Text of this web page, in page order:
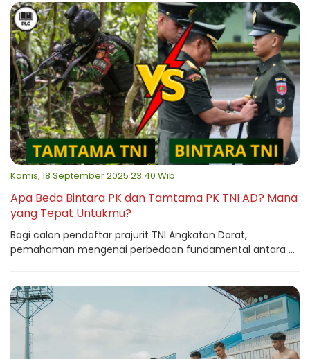
Kamis, 18 September 2025 23:40 Wib
Apa Beda Bintara PK dan Tamtama PK TNI AD? Mana
yang Tepat Untukmu?
Bagi calon pendaftar prajurit TNI Angkatan Darat,
pemahaman mengenai perbedaan fundamental antara ...